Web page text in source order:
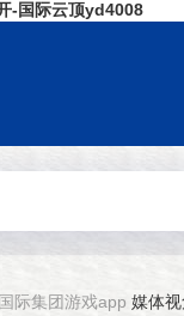
-国际云顶yd4008
际集团游戏app 媒体视